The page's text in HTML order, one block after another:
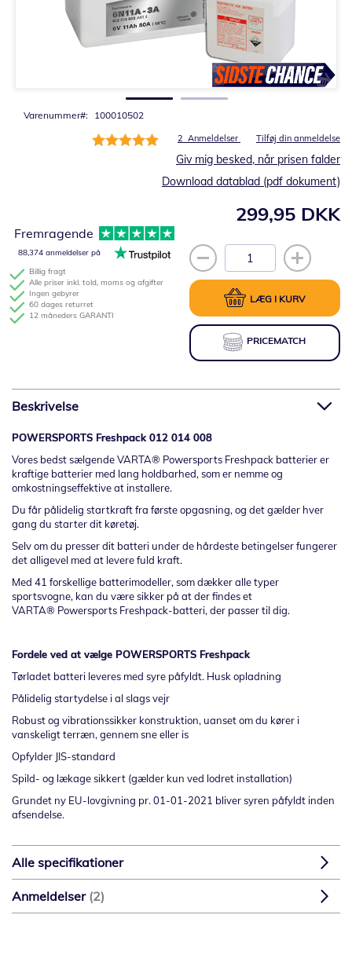
Varenummer 100010502
Bedømmelse:
2 Anmeldelser Tilføj din anmeldelse
299,95 DKK
Giv mig besked, når prisen falder
LÆG I KURV
PRICEMATCH
Billig fragt
Alle priser inkl. told, moms og afgifter
Ingen gebyrer
60 dages returret
12 måneders GARANTI
Fremragende
88,374 anmeldelser på
Download datablad (pdf dokument)
Beskrivelse
POWERSPORTS Freshpack 012 014 008
Vores bedst sælgende VARTA® Powersports Freshpack batterier er
kraftige batterier med lang holdbarhed, som er nemme og
omkostningseffektive at installere.
Du får pålidelig startkraft fra første opgasning, og det gælder hver
gang du starter dit køretøj.
Selv om du presser dit batteri under de hårdeste betingelser fungerer
det alligevel med at levere fuld kraft.
Med 41 forskellige batterimodeller, som dækker alle typer
sportsvogne, kan du være sikker på at der findes et
VARTA® Powersports Freshpack-batteri, der passer til dig.
Fordele ved at vælge POWERSPORTS Freshpack
Tørladet batteri leveres med syre påfyldt. Husk opladning
Pålidelig startydelse i al slags vejr
Robust og vibrationssikker konstruktion, uanset om du kører i
vanskeligt terræn, gennem sne eller is
Opfylder JIS-standard
Spild- og lækage sikkert (gælder kun ved lodret installation)
Grundet ny EU-lovgivning pr. 01-01-2021 bliver syren påfyldt inden
afsendelse.
Alle specifikationer
Anmeldelser 2